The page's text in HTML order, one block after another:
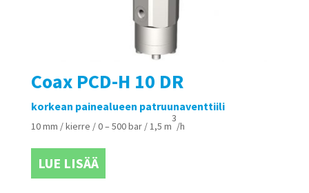
Coax PCD-H 10 DR
korkean painealueen patruunaventtiili
10 mm / kierre / 0 – 500 bar / 1,5 m
3
/h
LUE LISÄÄ